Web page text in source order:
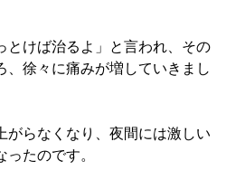
とけば治るよ」と言われ、その
、徐々に痛みが増していきまし
がらなくなり、夜間には激しい
たのです。